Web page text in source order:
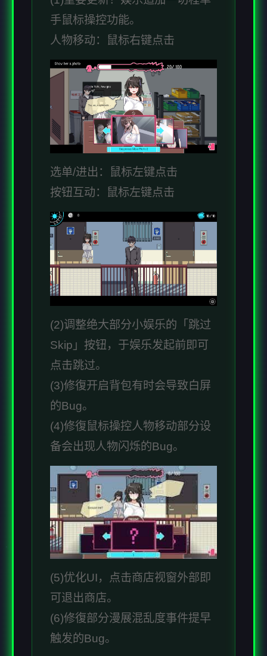
手鼠标操控功能。
人物移动：鼠标右键点击
选单/进出：鼠标左键点击
按钮互动：鼠标左键点击
(2)调整绝大部分小娱乐的「跳过
Skip」按钮，于娱乐发起前即可
点击跳过。
(3)修復开启背包有时会导致白屏
的Bug。
(4)修復鼠标操控人物移动部分设
备会出现人物闪烁的Bug。
(5)优化UI，点击商店视窗外部即
可退出商店。
(6)修復部分漫展混乱度事件提早
触发的Bug。